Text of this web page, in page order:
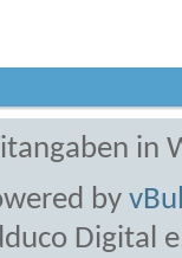
in
by
Digital